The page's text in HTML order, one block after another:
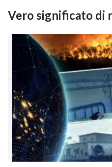
Vero significato di